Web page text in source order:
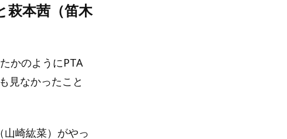
萩本茜（笛木
かのようにPTA
見なかったこと
崎紘菜）がやっ